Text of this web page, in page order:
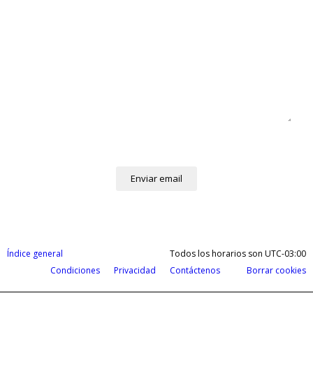
Índice general Todos los horarios son UTC-03:00
Borrar cookies
Contáctenos
Privacidad
Condiciones